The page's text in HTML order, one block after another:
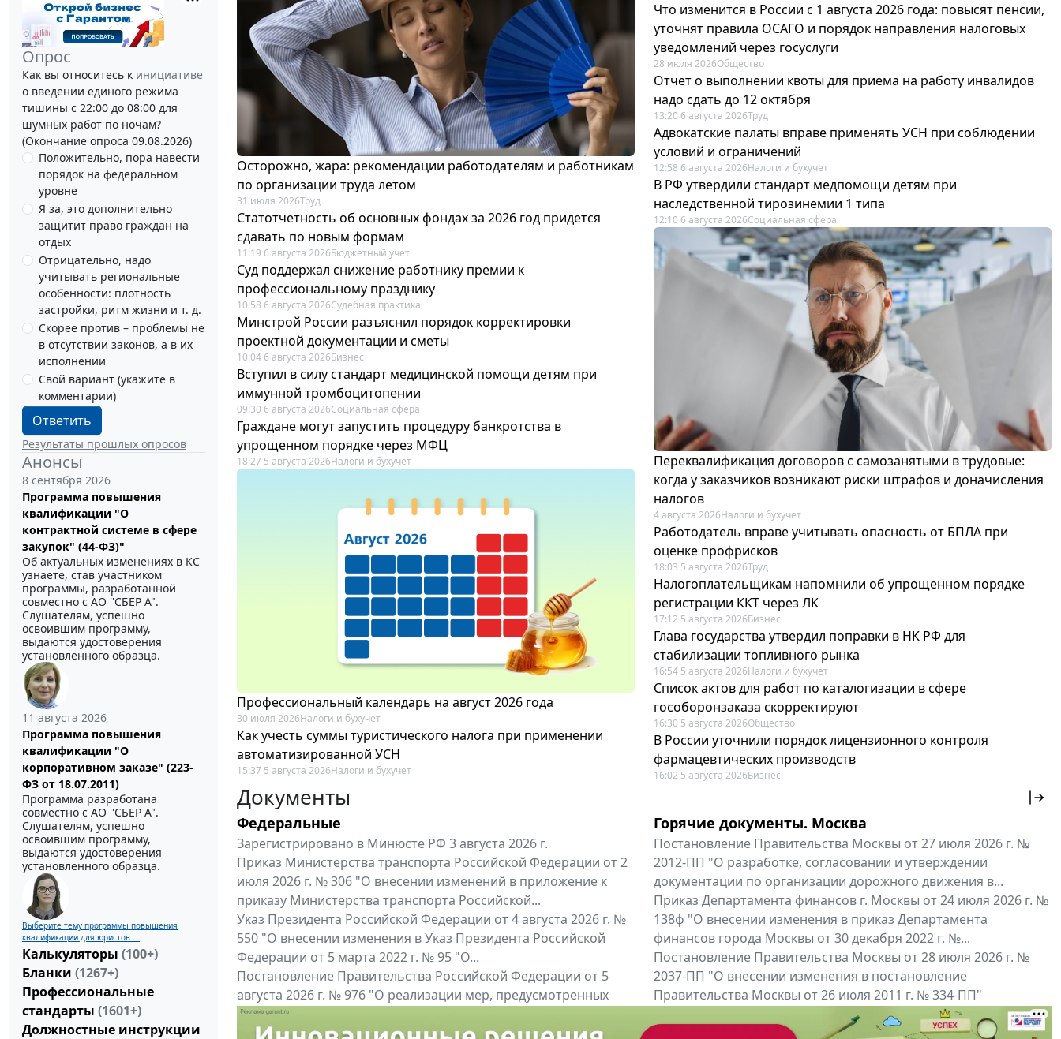
Опрос
Как вы относитесь к инициативе
о введении единого режима
тишины с 22:00 до 08:00 для
шумных работ по ночам?
(Окончание опроса 09.08.2026)
Положительно, пора навести
порядок на федеральном
уровне
Я за, это дополнительно
защитит право граждан на
отдых
Отрицательно, надо
учитывать региональные
особенности: плотность
застройки, ритм жизни и т. д.
Скорее против – проблемы не
в отсутствии законов, а в их
исполнении
Свой вариант (укажите в
комментарии)
Ответить
Результаты прошлых опросов
Анонсы
8 сентября 2026
Программа повышения
квалификации "О
контрактной системе в сфере
закупок" (44-ФЗ)"
Об актуальных изменениях в КС
узнаете, став участником
программы, разработанной
совместно с АО ''СБЕР А".
Слушателям, успешно
освоившим программу,
выдаются удостоверения
установленного образца.
11 августа 2026
Программа повышения
квалификации "О
корпоративном заказе" (223-
ФЗ от 18.07.2011)
Программа разработана
совместно с АО ''СБЕР А".
Слушателям, успешно
освоившим программу,
выдаются удостоверения
установленного образца.
Выберите тему программы повышения
квалификации для юристов ...
Калькуляторы (100+)
Бланки (1267+)
Профессиональные
стандарты (1601+)
Должностные инструкции
Осторожно, жара: рекомендации работодателям и работникам
по организации труда летом
31 июля 2026Труд
Статотчетность об основных фондах за 2026 год придется
сдавать по новым формам
11:19 6 августа 2026Бюджетный учет
Суд поддержал снижение работнику премии к
профессиональному празднику
10:58 6 августа 2026Судебная практика
Минстрой России разъяснил порядок корректировки
проектной документации и сметы
10:04 6 августа 2026Бизнес
Вступил в силу стандарт медицинской помощи детям при
иммунной тромбоцитопении
09:30 6 августа 2026Социальная сфера
Граждане могут запустить процедуру банкротства в
упрощенном порядке через МФЦ
18:27 5 августа 2026Налоги и бухучет
Профессиональный календарь на август 2026 года
30 июля 2026Налоги и бухучет
Как учесть суммы туристического налога при применении
автоматизированной УСН
15:37 5 августа 2026Налоги и бухучет
Что изменится в России с 1 августа 2026 года: повысят пенсии,
уточнят правила ОСАГО и порядок направления налоговых
уведомлений через госуслуги
28 июля 2026Общество
Отчет о выполнении квоты для приема на работу инвалидов
надо сдать до 12 октября
13:20 6 августа 2026Труд
Адвокатские палаты вправе применять УСН при соблюдении
условий и ограничений
12:58 6 августа 2026Налоги и бухучет
В РФ утвердили стандарт медпомощи детям при
наследственной тирозинемии 1 типа
12:10 6 августа 2026Социальная сфера
Переквалификация договоров с самозанятыми в трудовые:
когда у заказчиков возникают риски штрафов и доначисления
налогов
4 августа 2026Налоги и бухучет
Работодатель вправе учитывать опасность от БПЛА при
оценке профрисков
18:03 5 августа 2026Труд
Налогоплательщикам напомнили об упрощенном порядке
регистрации ККТ через ЛК
17:12 5 августа 2026Бизнес
Глава государства утвердил поправки в НК РФ для
стабилизации топливного рынка
16:54 5 августа 2026Налоги и бухучет
Список актов для работ по каталогизации в сфере
гособоронзаказа скорректируют
16:30 5 августа 2026Общество
В России уточнили порядок лицензионного контроля
фармацевтических производств
16:02 5 августа 2026Бизнес
Документы
Федеральные
Зарегистрировано в Минюсте РФ 3 августа 2026 г.
Приказ Министерства транспорта Российской Федерации от 2
июля 2026 г. № 306 "О внесении изменений в приложение к
приказу Министерства транспорта Российской...
Указ Президента Российской Федерации от 4 августа 2026 г. №
550 "О внесении изменения в Указ Президента Российской
Федерации от 5 марта 2022 г. № 95 "О...
Постановление Правительства Российской Федерации от 5
августа 2026 г. № 976 "О реализации мер, предусмотренных
Указом Президента Российской Федерации от 24...
Все федеральные документы
Горячие документы. Москва
Постановление Правительства Москвы от 27 июля 2026 г. №
2012-ПП "О разработке, согласовании и утверждении
документации по организации дорожного движения в...
Приказ Департамента финансов г. Москвы от 24 июля 2026 г. №
138ф "О внесении изменения в приказ Департамента
финансов города Москвы от 30 декабря 2022 г. №...
Постановление Правительства Москвы от 28 июля 2026 г. №
2037-ПП "О внесении изменения в постановление
Правительства Москвы от 26 июля 2011 г. № 334-ПП"
Все региональные документы Мой регион ...